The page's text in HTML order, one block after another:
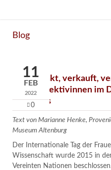
Blog
11
FEB
2022
0
Verschenkt, verkauft,
Kunstdetektivinnen im
Museums
Text von Marianne Henke,
Museum Altenburg
Der Internationale Tag der
Wissenschaft wurde 2015 in
Vereinten Nationen